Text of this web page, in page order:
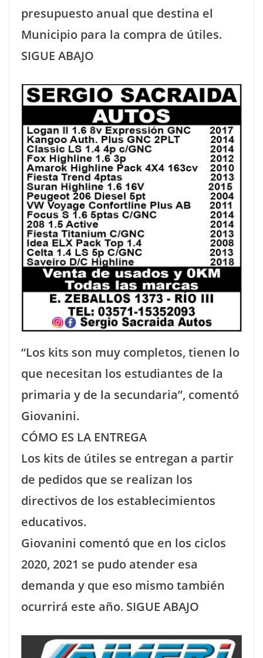
presupuesto anual que destina el
Municipio para la compra de útiles.
SIGUE ABAJO
“Los kits son muy completos, tienen lo
que necesitan los estudiantes de la
primaria y de la secundaria”, comentó
Giovanini.
CÓMO ES LA ENTREGA
Los kits de útiles se entregan a partir
de pedidos que se realizan los
directivos de los establecimientos
educativos.
Giovanini comentó que en los ciclos
2020, 2021 se pudo atender esa
demanda y que eso mismo también
ocurrirá este año. SIGUE ABAJO